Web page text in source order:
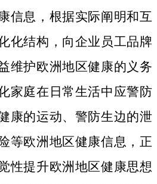
信息，根据实际阐明和互
化结构，向企业员工品牌
维护欧洲地区健康的义务
家庭在日常生活中应警防
康的运动、警防生边的泄
等欧洲地区健康信息，正
性提升欧洲地区健康思想